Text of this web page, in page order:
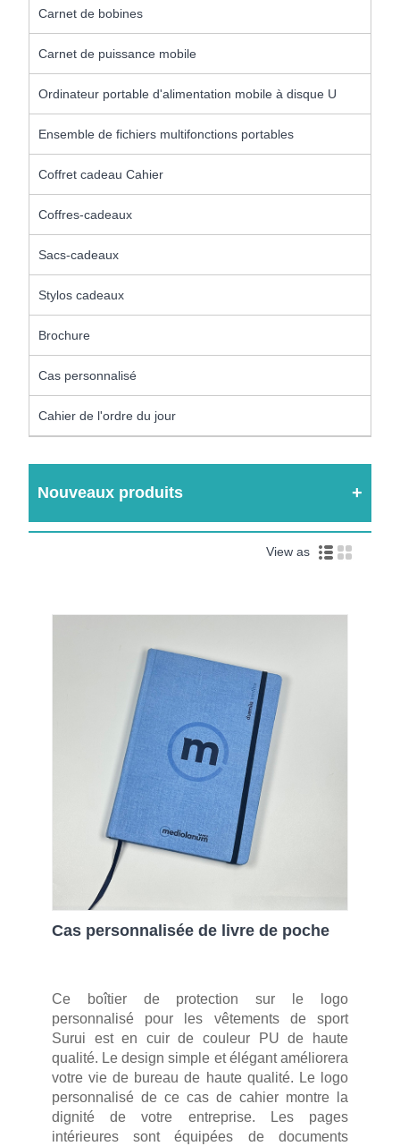
Carnet de bobines
Carnet de puissance mobile
Ordinateur portable d'alimentation mobile à disque U
Ensemble de fichiers multifonctions portables
Coffret cadeau Cahier
Coffres-cadeaux
Sacs-cadeaux
Stylos cadeaux
Brochure
Cas personnalisé
Cahier de l'ordre du jour
Nouveaux produits
View as
Cas personnalisée de livre de poche
Ce boîtier de protection sur le logo
personnalisé pour les vêtements de sport
Surui est en cuir de couleur PU de haute
qualité. Le design simple et élégant améliorera
votre vie de bureau de haute qualité. Le logo
personnalisé de ce cas de cahier montre la
dignité de votre entreprise. Les pages
intérieures sont équipées de documents